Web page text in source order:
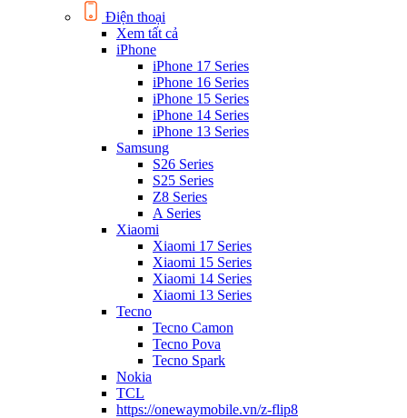
Điện thoại
Xem tất cả
iPhone
iPhone 17 Series
iPhone 16 Series
iPhone 15 Series
iPhone 14 Series
iPhone 13 Series
Samsung
S26 Series
S25 Series
Z8 Series
A Series
Xiaomi
Xiaomi 17 Series
Xiaomi 15 Series
Xiaomi 14 Series
Xiaomi 13 Series
Tecno
Tecno Camon
Tecno Pova
Tecno Spark
Nokia
TCL
https://onewaymobile.vn/z-flip8